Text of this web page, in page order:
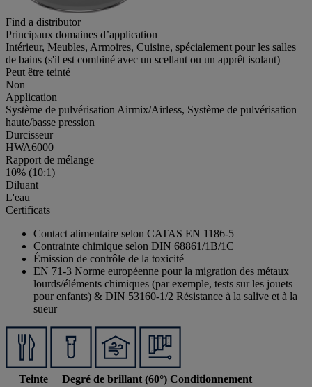
Find a distributor
Principaux domaines d’application
Intérieur, Meubles, Armoires, Cuisine, spécialement pour les salles
de bains (s'il est combiné avec un scellant ou un apprêt isolant)
Peut être teinté
Non
Application
Système de pulvérisation Airmix/Airless, Système de pulvérisation
haute/basse pression
Durcisseur
HWA6000
Rapport de mélange
10% (10:1)
Diluant
L'eau
Certificats
Contact alimentaire selon CATAS EN 1186-5
Contrainte chimique selon DIN 68861/1B/1C
Émission de contrôle de la toxicité
EN 71-3 Norme européenne pour la migration des métaux
lourds/éléments chimiques (par exemple, tests sur les jouets
pour enfants) & DIN 53160-1/2 Résistance à la salive et à la
sueur
Teinte Degré de brillant (60°) Conditionnement